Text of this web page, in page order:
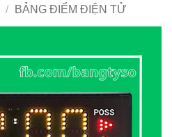
/ BẢNG ĐIỂM ĐIỆN TỬ